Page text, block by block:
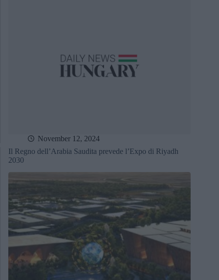
November 12, 2024
Il Regno dell’Arabia Saudita prevede l’Expo di Riyadh
2030